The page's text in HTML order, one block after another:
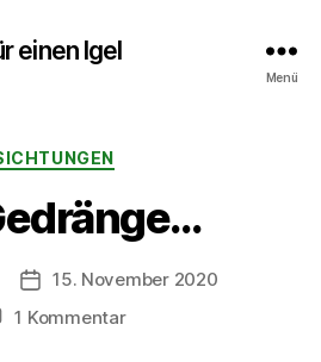
einen Igel
Menü
Kategorien
Veröffentlichungsdatum
15. November 2020
1 Kommentarzu